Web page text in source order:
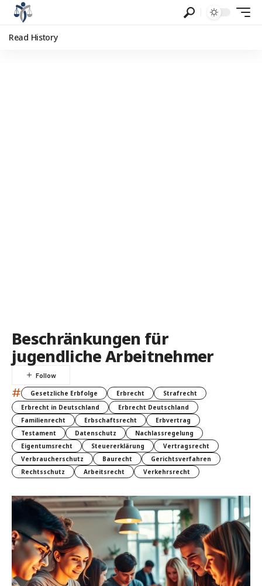
Read History
Beschränkungen für
jugendliche Arbeitnehmer
# Gesetzliche Erbfolge Erbrecht
Strafrecht
Erbrecht in Deutschland
Erbrecht Deutschland
Familienrecht
Erbschaftsrecht
Erbvertrag
Testament
Datenschutz
Nachlassregelung
Eigentumsrecht
Steuererklärung
Vertragsrecht
Verbraucherschutz
Baurecht
Gerichtsverfahren
Rechtsschutz
Arbeitsrecht Verkehrsrecht